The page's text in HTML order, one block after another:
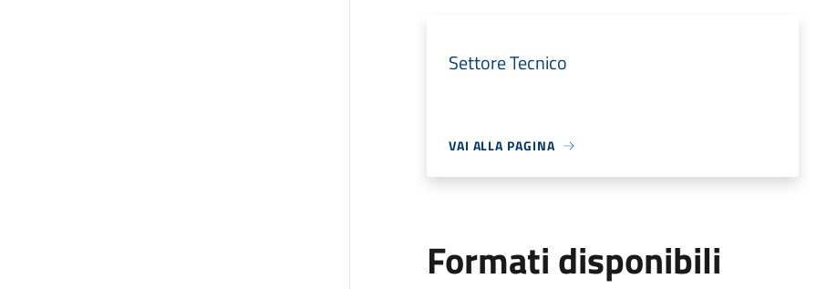
Settore Tecnico
VAI ALLA PAGINA
Formati disponibili